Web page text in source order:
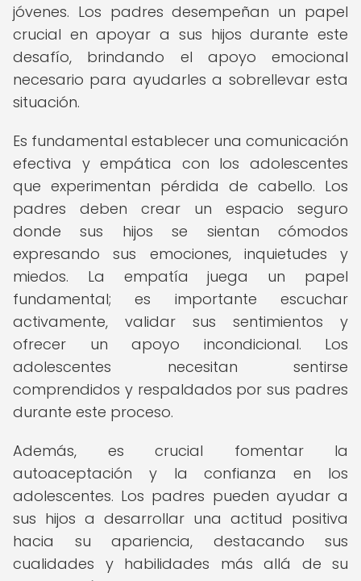
jóvenes. Los padres desempeñan un papel
crucial en apoyar a sus hijos durante este
desafío, brindando el apoyo emocional
necesario para ayudarles a sobrellevar esta
situación.
Es fundamental establecer una comunicación
efectiva y empática con los adolescentes
que experimentan pérdida de cabello. Los
padres deben crear un espacio seguro
donde sus hijos se sientan cómodos
expresando sus emociones, inquietudes y
miedos. La empatía juega un papel
fundamental; es importante escuchar
activamente, validar sus sentimientos y
ofrecer un apoyo incondicional. Los
adolescentes necesitan sentirse
comprendidos y respaldados por sus padres
durante este proceso.
Además, es crucial fomentar la
autoaceptación y la confianza en los
adolescentes. Los padres pueden ayudar a
sus hijos a desarrollar una actitud positiva
hacia su apariencia, destacando sus
cualidades y habilidades más allá de su